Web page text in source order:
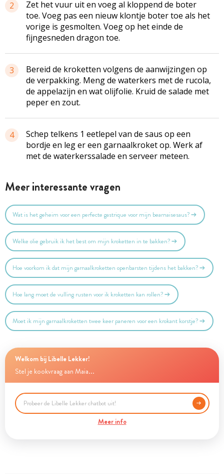
2
Zet het vuur uit en voeg al kloppend de boter
toe. Voeg pas een nieuw klontje boter toe als het
vorige is gesmolten. Voeg op het einde de
fijngesneden dragon toe.
3
Bereid de kroketten volgens de aanwijzingen op
de verpakking. Meng de waterkers met de rucola,
de appelazijn en wat olijfolie. Kruid de salade met
peper en zout.
4
Schep telkens 1 eetlepel van de saus op een
bordje en leg er een garnaalkroket op. Werk af
met de waterkerssalade en serveer meteen.
Meer interessante vragen
Wat is het geheim voor een perfecte gastrique voor mijn bearnaisesaus?
Welke olie gebruik ik het best om mijn kroketten in te bakken?
Hoe voorkom ik dat mijn garnaalkroketten openbarsten tijdens het bakken?
Hoe lang moet de vulling rusten voor ik kroketten kan rollen?
Moet ik mijn garnaalkroketten twee keer paneren voor een krokant korstje?
Welkom bij Libelle Lekker!
Stel je kookvraag aan Maia...
Meer info